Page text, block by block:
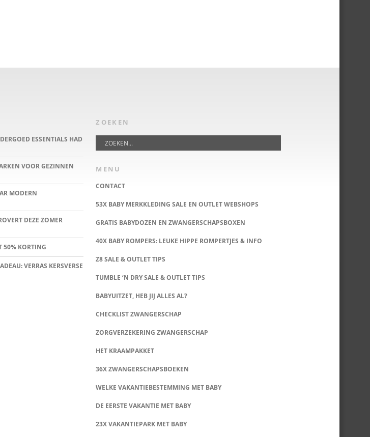
ESSENTIALS HAD
VOOR GEZINNEN
MODERN
DEZE ZOMER
50% KORTING
VERRAS KERSVERSE
ZOEKEN
MENU
CONTACT
53X BABY MERKKLEDING SALE EN OUTLET WEBSHOPS
GRATIS BABYDOZEN EN ZWANGERSCHAPSBOXEN
40X BABY ROMPERS: LEUKE HIPPE ROMPERTJES & INFO
Z8 SALE & OUTLET TIPS
TUMBLE ‘N DRY SALE & OUTLET TIPS
BABYUITZET, HEB JIJ ALLES AL?
CHECKLIST ZWANGERSCHAP
ZORGVERZEKERING ZWANGERSCHAP
HET KRAAMPAKKET
36X ZWANGERSCHAPSBOEKEN
WELKE VAKANTIEBESTEMMING MET BABY
DE EERSTE VAKANTIE MET BABY
23X VAKANTIEPARK MET BABY